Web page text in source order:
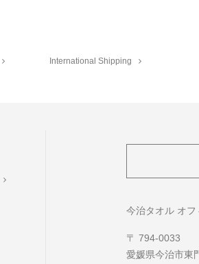
International Shipping
今治タオル オ
〒 794-0033
愛媛県今治市東